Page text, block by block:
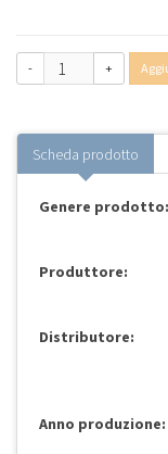
- +
Scheda prodotto
Genere prodotto:
Produttore:
Distributore:
Anno produzione: